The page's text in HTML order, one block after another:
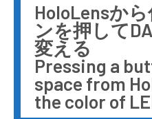
HoloLensか
ンを押して
変える
Pressing a
space from
the color of